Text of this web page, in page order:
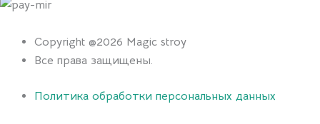
Copyright @2026 Magic stroy
Все права защищены.
Политика обработки персональных данных